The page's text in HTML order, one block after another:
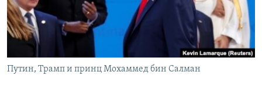
ПОБЕДИТЕЛЕЙ НЕ СУДЯТ?
КРЫМ.НЕПОКОРЕННЫЙ
УКРАИНСКАЯ ПРОБЛЕМА КРЫМА
ПРИСОЕДИНЯЙТЕСЬ!
Путин, Трамп и принц Мохаммед бин Салман